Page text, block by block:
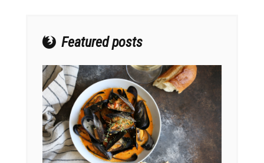
Featured posts